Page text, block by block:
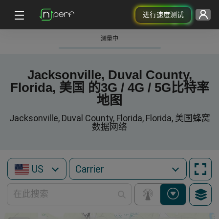
进行速度测试
测量中
Jacksonville, Duval County,
Florida, 美国 的3G / 4G / 5G比特率
地图
Jacksonville, Duval County, Florida, Florida, 美国蜂窝
数据网络
US